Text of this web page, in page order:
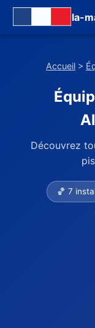
la-
Accueil >
Découvrez
🏀 7